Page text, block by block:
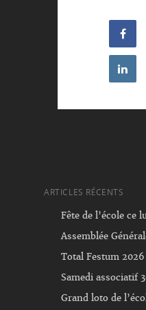
ARTICLES RÉCENTS
Fête de l’école ce
Assemblée
Total Festum 2026
Samedi associatif
Grand loto de